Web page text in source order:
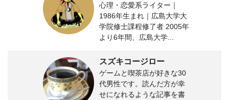
心理・恋愛系ライター｜
1986年生まれ｜広島大学大
学院修士課程修了者 2005年
より6年間、広島大学...
スズキコージロー
ゲームと喫茶店が好きな30
代男性です。読んだ方が幸
せになれるような記事を書